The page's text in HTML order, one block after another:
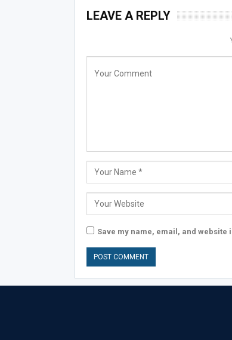
LEAVE A REPLY
Save my name, email, and